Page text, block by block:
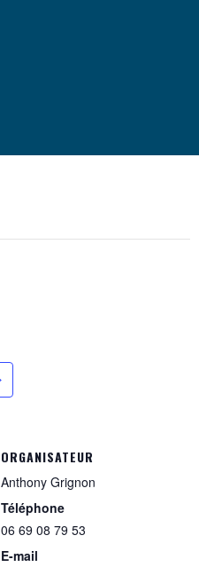
ORGANISATEUR
Anthony Grignon
Téléphone
06 69 08 79 53
E-mail